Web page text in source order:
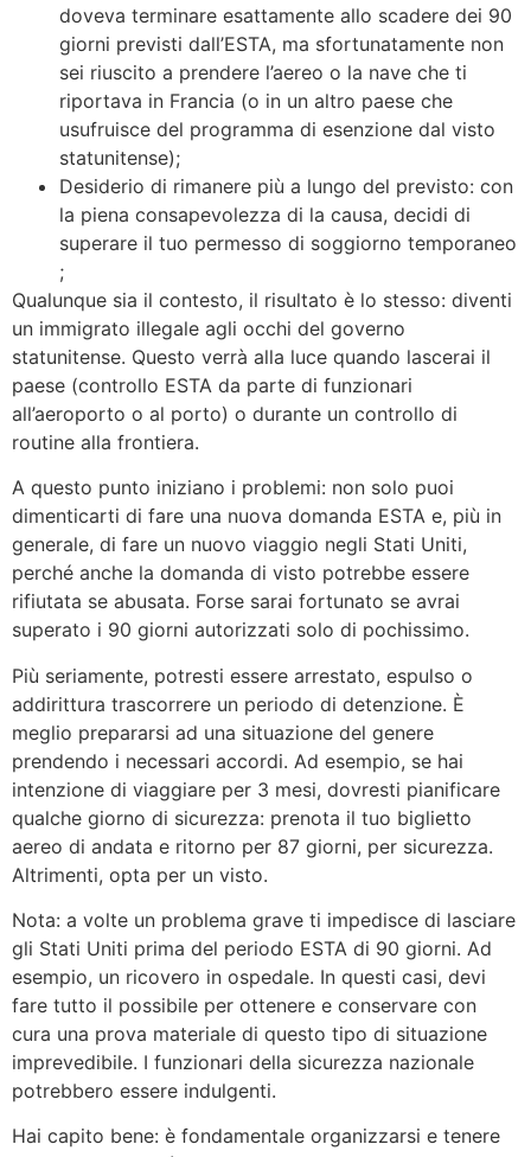
doveva terminare esattamente allo scadere dei 90
giorni previsti dall’ESTA, ma sfortunatamente non
sei riuscito a prendere l’aereo o la nave che ti
riportava in Francia (o in un altro paese che
usufruisce del programma di esenzione dal visto
statunitense);
Desiderio di rimanere più a lungo del previsto: con
la piena consapevolezza di la causa, decidi di
superare il tuo permesso di soggiorno temporaneo
;
Qualunque sia il contesto, il risultato è lo stesso: diventi
un immigrato illegale agli occhi del governo
statunitense. Questo verrà alla luce quando lascerai il
paese (controllo ESTA da parte di funzionari
all’aeroporto o al porto) o durante un controllo di
routine alla frontiera.
A questo punto iniziano i problemi: non solo puoi
dimenticarti di fare una nuova domanda ESTA e, più in
generale, di fare un nuovo viaggio negli Stati Uniti,
perché anche la domanda di visto potrebbe essere
rifiutata se abusata. Forse sarai fortunato se avrai
superato i 90 giorni autorizzati solo di pochissimo.
Più seriamente, potresti essere arrestato, espulso o
addirittura trascorrere un periodo di detenzione. È
meglio prepararsi ad una situazione del genere
prendendo i necessari accordi. Ad esempio, se hai
intenzione di viaggiare per 3 mesi, dovresti pianificare
qualche giorno di sicurezza: prenota il tuo biglietto
aereo di andata e ritorno per 87 giorni, per sicurezza.
Altrimenti, opta per un visto.
Nota: a volte un problema grave ti impedisce di lasciare
gli Stati Uniti prima del periodo ESTA di 90 giorni. Ad
esempio, un ricovero in ospedale. In questi casi, devi
fare tutto il possibile per ottenere e conservare con
cura una prova materiale di questo tipo di situazione
imprevedibile. I funzionari della sicurezza nazionale
potrebbero essere indulgenti.
Hai capito bene: è fondamentale organizzarsi e tenere